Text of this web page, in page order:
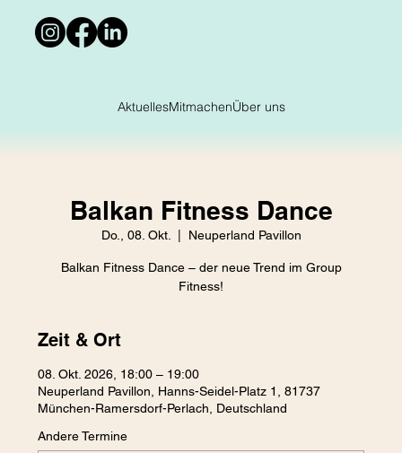
AktuellesMitmachenÜber uns
Balkan Fitness Dance
Do., 08. Okt.
  |
Neuperland Pavillon
Balkan Fitness Dance – der neue Trend im Group
Fitness!
Zeit & Ort
08. Okt. 2026, 18:00 – 19:00
Neuperland Pavillon, Hanns-Seidel-Platz 1, 81737
München-Ramersdorf-Perlach, Deutschland
Andere Termine